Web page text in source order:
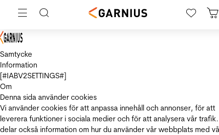
Samtycke
Information
[#IABV2SETTINGS#]
Om
Denna sida använder cookies
Vi använder cookies för att anpassa innehåll och annonser, för att
leverera funktioner i sociala medier och för att analysera vår
delar också information om hur du använder vår webbplats med